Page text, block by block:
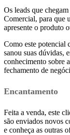
Os leads que
Comercial, para que
apresente o produto
Como este potencial
sanou suas dúvidas,
conhecimento sobre
fechamento de
Encantamento
Feita a venda, este
são enviados novos
e conheça as outras